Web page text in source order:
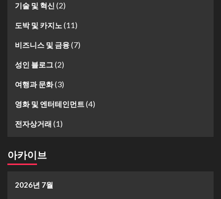
기술 및 혁신 (2)
도박 및 카지노 (11)
비즈니스 및 금융(7)
성인 블로그(2)
여행과 문화(3)
영화 및 엔터테인먼트(4)
전자상거래 (1)
아카이브
2026년 7월